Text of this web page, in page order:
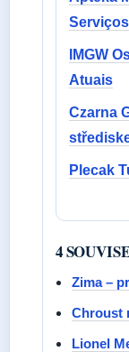
IMGW
Atuais
Czarna
Plecak
4
Zima –
Chroust
Lionel